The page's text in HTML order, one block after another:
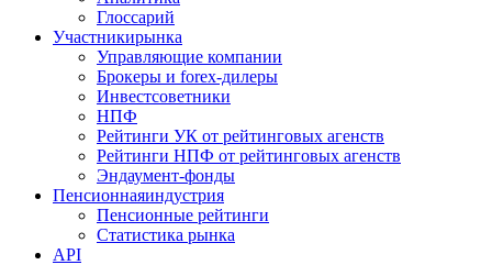
Глоссарий
Участникирынка
Управляющие компании
Брокеры и forex-дилеры
Инвестсоветники
НПФ
Рейтинги УК от рейтинговых агенств
Рейтинги НПФ от рейтинговых агенств
Эндаумент-фонды
Пенсионнаяиндустрия
Пенсионные рейтинги
Статистика рынка
API